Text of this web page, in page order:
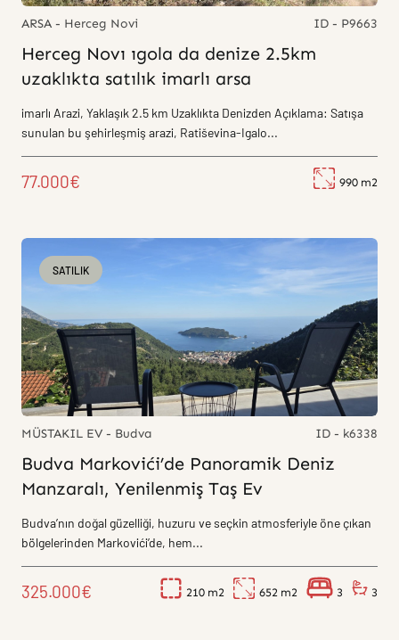
ARSA - Herceg Novi ID - P9663
Herceg Novı ıgola da denize 2.5km
uzaklıkta satılık imarlı arsa
imarlı Arazi, Yaklaşık 2.5 km Uzaklıkta Denizden Açıklama: Satışa
sunulan bu şehirleşmiş arazi, Ratiševina-Igalo...
77.000€ 990
SATILIK
MÜSTAKIL EV - Budva ID - k6338
Budva Markovići’de Panoramik Deniz
Manzaralı, Yenilenmiş Taş Ev
Budva’nın doğal güzelliği, huzuru ve seçkin atmosferiyle öne çıkan
bölgelerinden Markovići’de, hem...
325.000€ 210 652 3 3